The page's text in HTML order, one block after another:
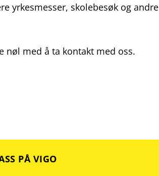
yrkesmesser, skolebesøk og andre
nøl med å ta kontakt med oss.
PÅ VIGO